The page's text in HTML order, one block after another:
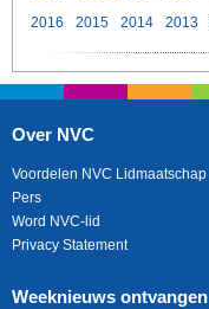
2016
2015 2014 2013
Over NVC
Voordelen NVC Lidmaatschap
Pers
Word NVC-lid
Privacy Statement
Weeknieuws ontvangen